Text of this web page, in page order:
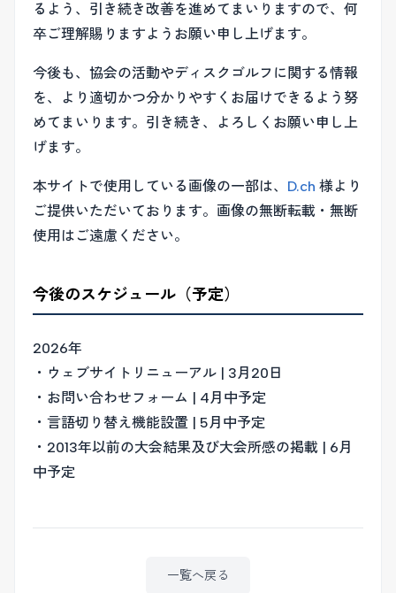
るよう、引き続き改善を進めてまいりますので、何
卒ご理解賜りますようお願い申し上げます。
今後も、協会の活動やディスクゴルフに関する情報
を、より適切かつ分かりやすくお届けできるよう努
めてまいります。引き続き、よろしくお願い申し上
げます。
本サイトで使用している画像の一部は、 D.ch 様より
ご提供いただいております。画像の無断転載・無断
使用はご遠慮ください。
今後のスケジュール（予定）
2026年
・ウェブサイトリニューアル | 3月20日
・お問い合わせフォーム | 4月中予定
・言語切り替え機能設置 | 5月中予定
・2013年以前の大会結果及び大会所感の掲載 | 6月
中予定
一覧へ戻る